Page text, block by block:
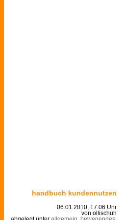
handbuch kundennutzen
06.01.2010, 17:06 Uhr
von ollischuh